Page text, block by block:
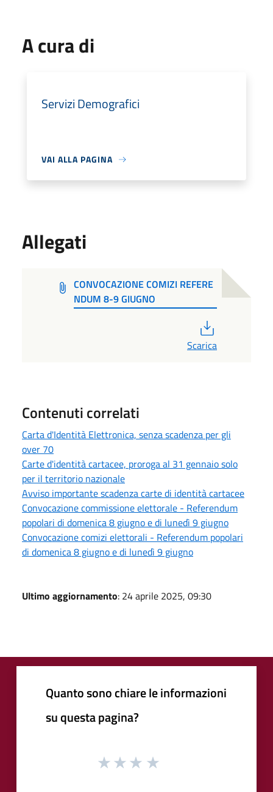
A cura di
Servizi Demografici
VAI ALLA PAGINA
Allegati
CONVOCAZIONE COMIZI REFERE
NDUM 8-9 GIUGNO
Scarica
Contenuti correlati
Carta d'Identità Elettronica, senza scadenza per gli
over 70
Carte d'identità cartacee, proroga al 31 gennaio solo
per il territorio nazionale
Avviso importante scadenza carte di identità cartacee
Convocazione commissione elettorale - Referendum
popolari di domenica 8 giugno e di lunedì 9 giugno
Convocazione comizi elettorali - Referendum popolari
di domenica 8 giugno e di lunedì 9 giugno
Ultimo aggiornamento: 24 aprile 2025, 09:30
Quanto sono chiare le informazioni
su questa pagina?